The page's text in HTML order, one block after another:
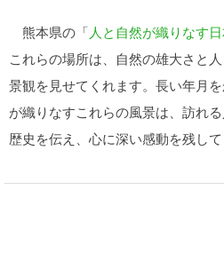
熊本県の「人と自然が織りなす
これらの場所は、自然の雄大さと
景観を見せてくれます。長い年月
が織りなすこれらの風景は、訪れ
歴史を伝え、心に深い感動を残して